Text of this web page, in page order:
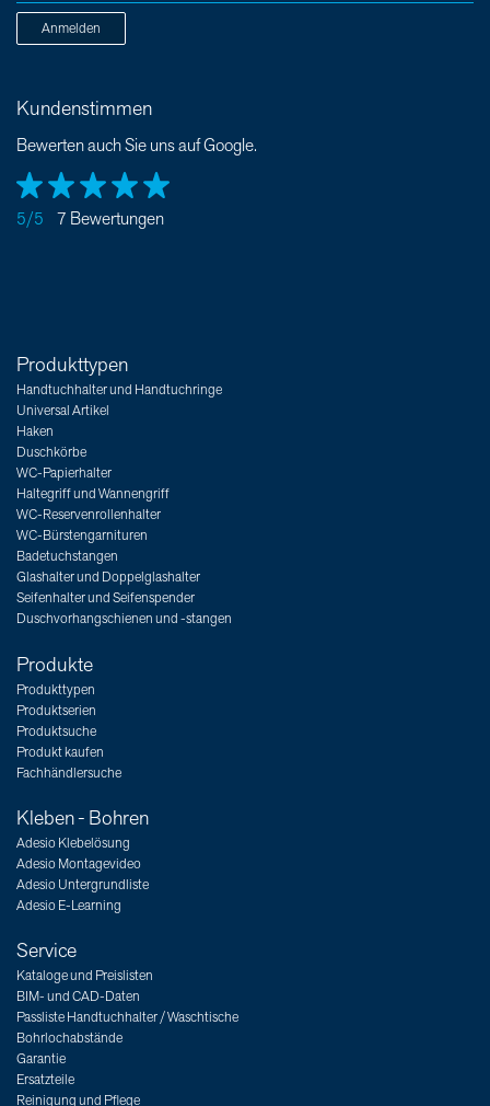
Anmelden
Kundenstimmen
Bewerten auch Sie uns auf Google.
5/5 7 Bewertungen
Produkttypen
Handtuchhalter und Handtuchringe
Universal Artikel
Haken
Duschkörbe
WC-Papierhalter
Haltegriff und Wannengriff
WC-Reservenrollenhalter
WC-Bürstengarnituren
Badetuchstangen
Glashalter und Doppelglashalter
Seifenhalter und Seifenspender
Duschvorhangschienen und -stangen
Produkte
Produkttypen
Produktserien
Produktsuche
Produkt kaufen
Fachhändlersuche
Kleben - Bohren
Adesio Klebelösung
Adesio Montagevideo
Adesio Untergrundliste
Adesio E-Learning
Service
Kataloge und Preislisten
BIM- und CAD-Daten
Passliste Handtuchhalter / Waschtische
Bohrlochabstände
Garantie
Ersatzteile
Reinigung und Pflege